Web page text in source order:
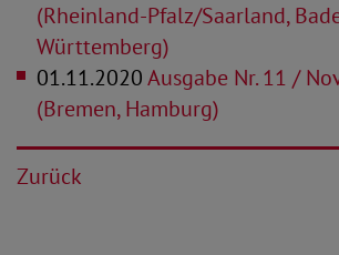
(Rheinland-Pfalz/Saarland,
Württemberg)
01.11.2020Ausgabe Nr. 11 /
(Bremen, Hamburg)
Zurück